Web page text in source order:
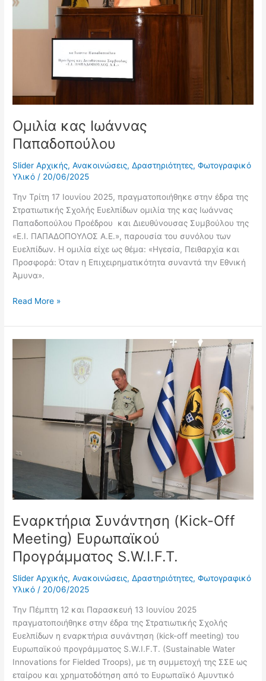
Ομιλία κας Ιωάννας
Παπαδοπούλου
Slider Αρχικής,Ανακοινώσεις,Δραστηριότητες,Φωτογραφικό
Υλικό / 20/06/2025
Την Τρίτη 17 Ιουνίου 2025, πραγματοποιήθηκε στην έδρα της
Στρατιωτικής Σχολής Ευελπίδων ομιλία της κας Ιωάννας
Παπαδοπούλου Προέδρου και Διευθύνουσας Συμβούλου της
«Ε.Ι. ΠΑΠΑΔΟΠΟΥΛΟΣ Α.Ε.», παρουσία του συνόλου των
Ευελπίδων. Η ομιλία είχε ως θέμα: «Ηγεσία, Πειθαρχία και
Προσφορά: Όταν η Επιχειρηματικότητα συναντά την Εθνική
Άμυνα».
Read More »
Εναρκτήρια Συνάντηση (Kick-Off
Meeting) Ευρωπαϊκού
Προγράμματος S.W.I.F.T.
Slider Αρχικής,Ανακοινώσεις,Δραστηριότητες,Φωτογραφικό
Υλικό / 20/06/2025
Την Πέμπτη 12 και Παρασκευή 13 Ιουνίου 2025
πραγματοποιήθηκε στην έδρα της Στρατιωτικής Σχολής
Ευελπίδων η εναρκτήρια συνάντηση (kick-off meeting) του
Ευρωπαϊκού προγράμματος S.W.I.F.T. (Sustainable Water
Innovations for Fielded Troops), με τη συμμετοχή της ΣΣΕ ως
εταίρου και χρηματοδότηση από το Ευρωπαϊκό Αμυντικό
Συνάντηση
Προγράμματος